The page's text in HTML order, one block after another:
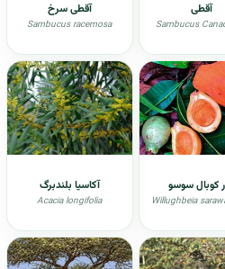
آقطی
Sambucus
آقطی سرخ
Sambucus racemosa
کوبال سوسو
Willughbeia
آکاسیا بلندبرگ
Acacia longifolia